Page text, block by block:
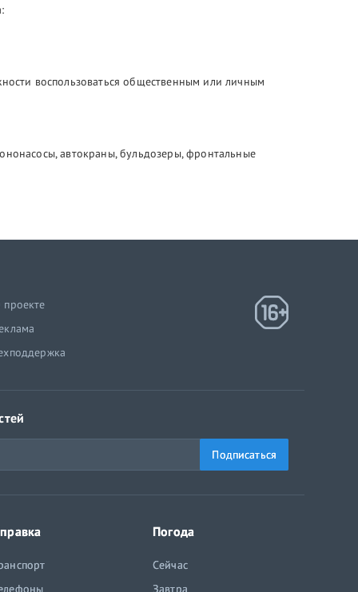
воспользоваться общественным или личным
автокраны, бульдозеры, фронтальные
проекте
Подписаться
Погода
Сейчас
Завтра